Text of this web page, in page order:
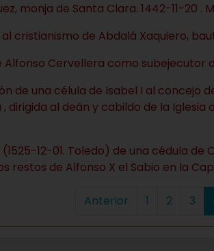
monja de Santa Clara. 1442-11-20 .
cristianismo de Abdalá Xaquiero,
Cervellera como subejecutor
de una célula de Isabel I al concejo
dirigida al deán y cabildo de la
12-01. Toledo) de una cédula
restos de Alfonso X el Sabio en la
Anterior 1 2 3